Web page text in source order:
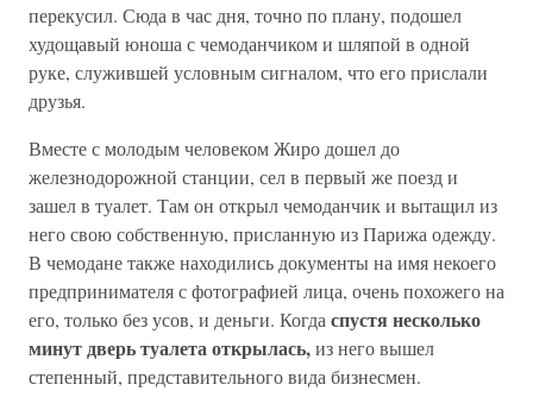
перекусил. Сюда в час дня, точно по плану, подошел
худощавый юноша с чемоданчиком и шляпой в одной
руке, служившей условным сигналом, что его прислали
друзья.
Вместе с молодым человеком Жиро дошел до
железнодорожной станции, сел в первый же поезд и
зашел в туалет. Там он открыл чемоданчик и вытащил из
него свою собственную, присланную из Парижа одежду.
В чемодане также находились документы на имя некоего
предпринимателя с фотографией лица, очень похожего на
его, только без усов, и деньги. Когда спустя несколько
минут дверь туалета открылась,из него вышел
степенный, представительного вида бизнесмен.